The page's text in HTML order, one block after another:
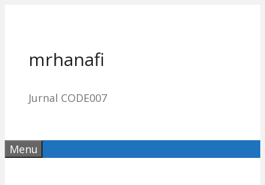
mrhanafi
Jurnal CODE007
Menu